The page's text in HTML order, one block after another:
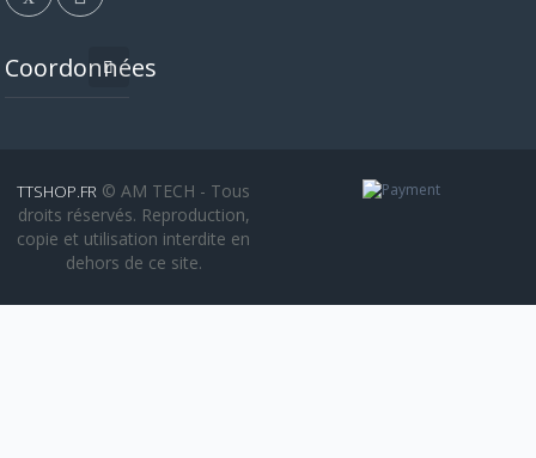
Coordonnées
TTSHOP.FR © AM TECH - Tous
droits réservés. Reproduction,
copie et utilisation interdite en
dehors de ce site.